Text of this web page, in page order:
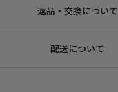
返品・交換について
配送について